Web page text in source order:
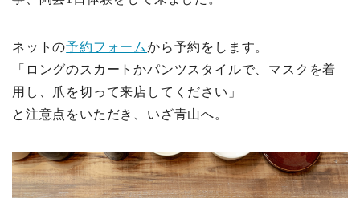
ネットの予約フォームから予約をします。
「ロングのスカートかパンツスタイルで、マスクを着
用し、爪を切って来店してください」
と注意点をいただき、いざ青山へ。